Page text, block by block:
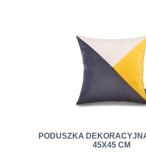
PODUSZKA
45X45 CM